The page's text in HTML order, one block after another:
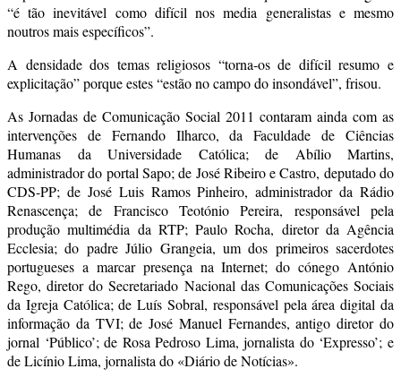
“é tão inevitável como difícil nos media generalistas e mesmo
noutros mais específicos”.
A densidade dos temas religiosos “torna-os de difícil resumo e
explicitação” porque estes “estão no campo do insondável”, frisou.
As Jornadas de Comunicação Social 2011 contaram ainda com as
intervenções de Fernando Ilharco, da Faculdade de Ciências
Humanas da Universidade Católica; de Abílio Martins,
administrador do portal Sapo; de José Ribeiro e Castro, deputado do
CDS-PP; de José Luis Ramos Pinheiro, administrador da Rádio
Renascença; de Francisco Teotónio Pereira, responsável pela
produção multimédia da RTP; Paulo Rocha, diretor da Agência
Ecclesia; do padre Júlio Grangeia, um dos primeiros sacerdotes
portugueses a marcar presença na Internet; do cónego António
Rego, diretor do Secretariado Nacional das Comunicações Sociais
da Igreja Católica; de Luís Sobral, responsável pela área digital da
informação da TVI; de José Manuel Fernandes, antigo diretor do
jornal ‘Público’; de Rosa Pedroso Lima, jornalista do ‘Expresso’; e
de Licínio Lima, jornalista do «Diário de Notícias».